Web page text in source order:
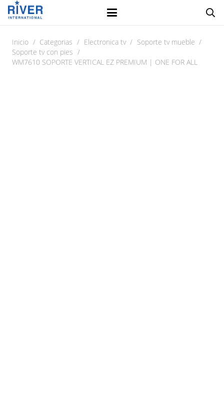
Inicio / Categorias / Electronica tv / Soporte tv mueble /
Soporte tv con pies /
WM7610 SOPORTE VERTICAL EZ PREMIUM | ONE FOR ALL